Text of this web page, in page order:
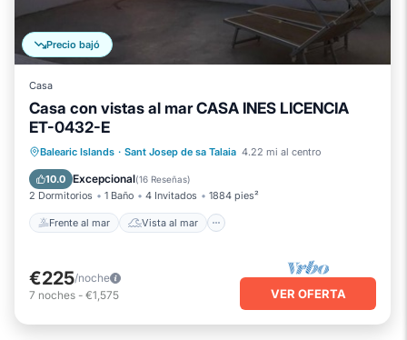
Precio bajó
Casa
Casa con vistas al mar CASA INES LICENCIA
ET-0432-E
Balearic Islands · Sant Josep de sa Talaia 4.22 mi al centro
10.0 Excepcional(16 Reseñas)
2 Dormitorios 1 Baño 4 Invitados 1884 pies²
Frente al mar Vista al mar
Frente al mar
Vista al mar
Balcón/Terraza
€225/noche
7 noches - €1,575 VER OFERTA